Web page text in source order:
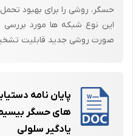
برای پیچیدن به شیوه حرفه ای
سمت موافق ، آن را در جهت معکوس
با این کار روبات در حین پیچیدن
، از خط خارج شود ؛ یعنی مجدداً
بتواند به حرکت عادی خود ادامه دهد .
حسگر، روشی را برای بهبود
این نوع شبکه ها مورد
صورت روشی جدید قابلیت
پایان نامه
های حسگر بیسیم
یادگیر سلولی